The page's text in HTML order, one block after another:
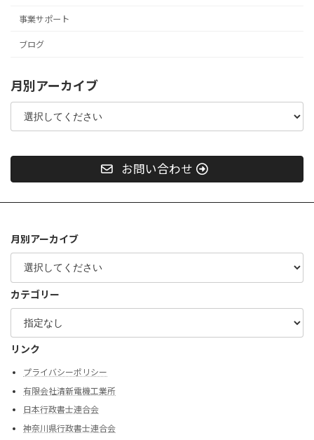
事業サポート
ブログ
月別アーカイブ
お問い合わせ
月別アーカイブ
カテゴリー
リンク
プライバシーポリシー
有限会社清新電機工業所
日本行政書士連合会
神奈川県行政書士連合会